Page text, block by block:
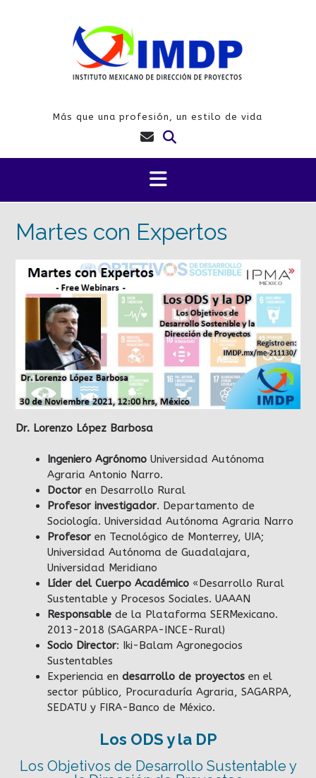
Más que una profesión, un estilo de vida
Martes con Expertos
Dr. Lorenzo López Barbosa
Ingeniero Agrónomo Universidad Autónoma
Agraria Antonio Narro.
Doctor en Desarrollo Rural
Profesor investigador. Departamento de
Sociología. Universidad Autónoma Agraria Narro
Profesor en Tecnológico de Monterrey, UIA;
Universidad Autónoma de Guadalajara,
Universidad Meridiano
Líder del Cuerpo Académico «Desarrollo Rural
Sustentable y Procesos Sociales. UAAAN
Responsable de la Plataforma SERMexicano.
2013-2018 (SAGARPA-INCE-Rural)
Socio Director: Iki-Balam Agronegocios
Sustentables
Experiencia en desarrollo de proyectos en el
sector público, Procuraduría Agraria, SAGARPA,
SEDATU y FIRA-Banco de México.
Los ODS y la DP
Los Objetivos de Desarrollo Sustentable y